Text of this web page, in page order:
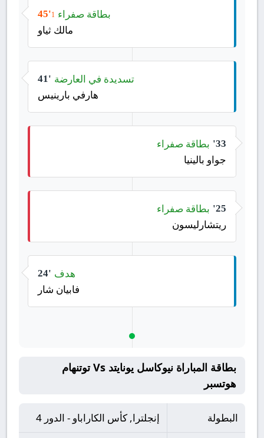
45'1 بطاقة صفراء
مالك ثياو
41' تسديدة في العارضة
هارفي بارينيس
33' بطاقة صفراء
جواو بالينيا
25' بطاقة صفراء
ريتشارليسون
24' هدف
فابيان شار
بطاقة المباراة نيوكاسل يونايتد Vs توتنهام
هوتسبر
البطولة إنجلترا, كأس الكاراباو - الدور 4